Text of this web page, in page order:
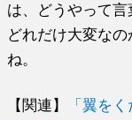
は、どうやって言
どれだけ大変な
ね。
【関連】
「翼を